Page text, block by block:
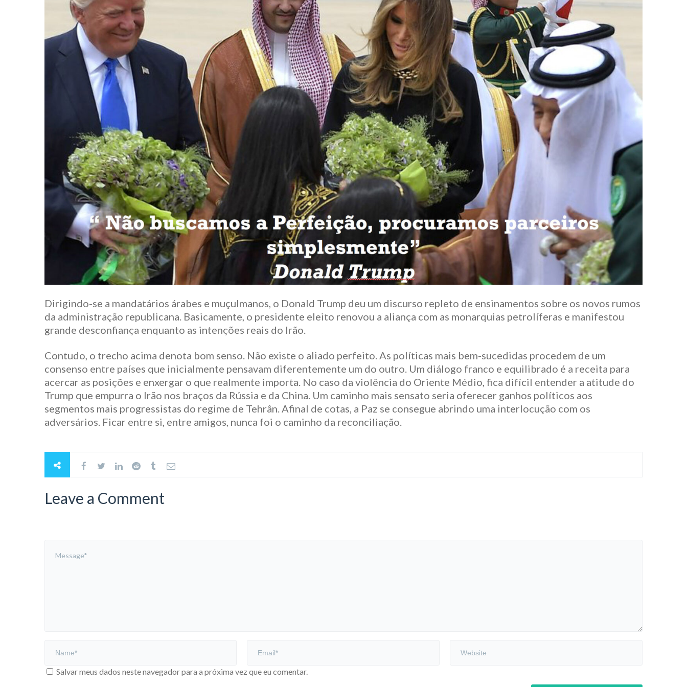
Dirigindo-se a mandatários árabes e muçulmanos, o Donald Trump deu um discurso repleto de ensinamentos sobre os novos rumos
da administração republicana. Basicamente, o presidente eleito renovou a aliança com as monarquias petrolíferas e manifestou
grande desconfiança enquanto as intenções reais do Irão.
Contudo, o trecho acima denota bom senso. Não existe o aliado perfeito. As políticas mais bem-sucedidas procedem de um
consenso entre países que inicialmente pensavam diferentemente um do outro. Um diálogo franco e equilibrado é a receita para
acercar as posições e enxergar o que realmente importa. No caso da violência do Oriente Médio, fica difícil entender a atitude do
Trump que empurra o Irão nos braços da Rússia e da China. Um caminho mais sensato seria oferecer ganhos políticos aos
segmentos mais progressistas do regime de Tehrân. Afinal de cotas, a Paz se consegue abrindo uma interlocução com os
adversários. Ficar entre si, entre amigos, nunca foi o caminho da reconciliação.
Leave a Comment
Salvar meus dados neste navegador para a próxima vez que eu comentar.